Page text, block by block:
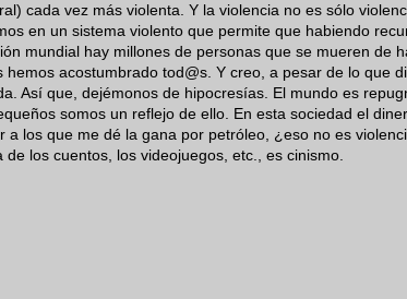
cada vez más violenta. Y la violencia no es sólo
en un sistema violento que permite que habiendo
mundial hay millones de personas que se mueren de
hemos acostumbrado tod@s. Y creo, a pesar de lo que
Así que, dejémonos de hipocresías. El mundo es
somos un reflejo de ello. En esta sociedad el
a los que me dé la gana por petróleo, ¿eso no es
los cuentos, los videojuegos, etc., es cinismo.